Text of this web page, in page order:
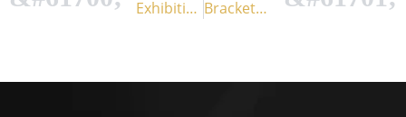
Exhibition 1
Bracket Pergola Cusub: Tijaabada Degenaansho ee Noloshaada Dibadda